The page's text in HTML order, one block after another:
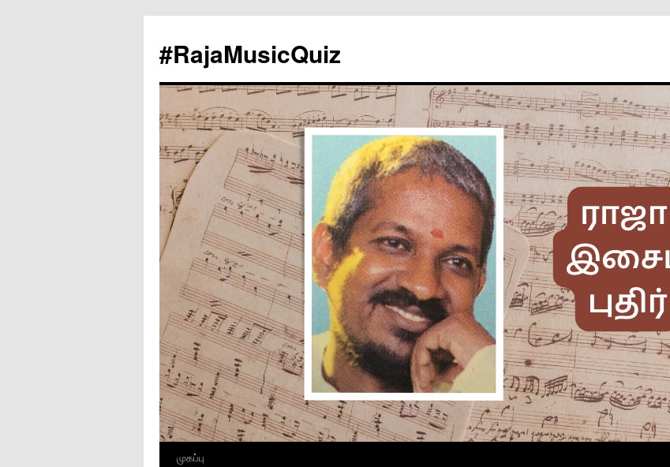
#RajaMusicQuiz
Skipமுகப்பு